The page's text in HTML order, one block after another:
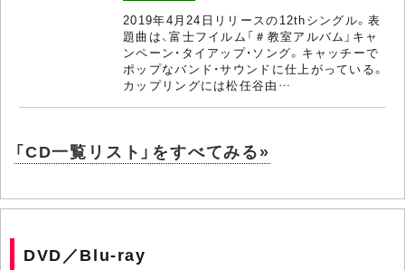
2019年4月24日リリースの12thシングル。表
題曲は、富士フイルム「＃教室アルバム」キャ
ンペーン・タイアップ・ソング。キャッチーで
ポップなバンド・サウンドに仕上がっている。
カップリングには松任谷由…
「CD一覧リスト」をすべてみる»
DVD／Blu-ray